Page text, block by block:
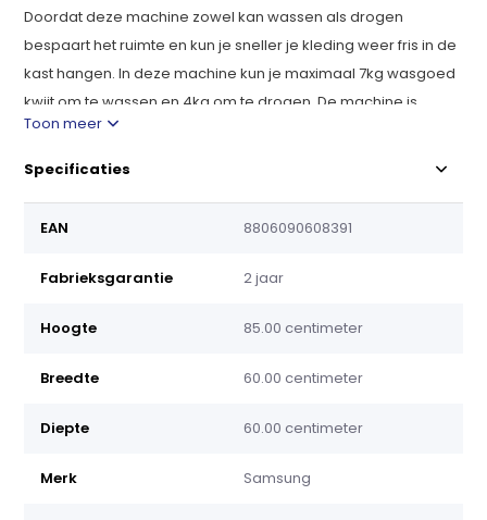
Doordat deze machine zowel kan wassen als drogen
bespaart het ruimte en kun je sneller je kleding weer fris in de
kast hangen. In deze machine kun je maximaal 7kg wasgoed
kwijt om te wassen en 4kg om te drogen. De machine is
voorzien van de geavanceerde EcoBubble-technologie,
Steamwash
Geef je kleding een grondige en hygiënische
stoomprogramma is bedoeld om je waskwaliteit te
stoom geïnjecteerd van onder in de trommel. Daardoor
hardnekkig vuil los en verwijdert 99,9% van de bacteriën en
gereinigd.
Toon meer
Specificaties
EAN 8806090608391
Fabrieksgarantie 2 jaar
Hoogte 85.00 centimeter
Breedte 60.00 centimeter
Diepte 60.00 centimeter
Merk Samsung